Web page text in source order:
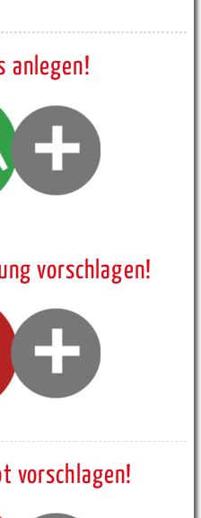
anlegen!
vorschlagen!
vorschlagen!